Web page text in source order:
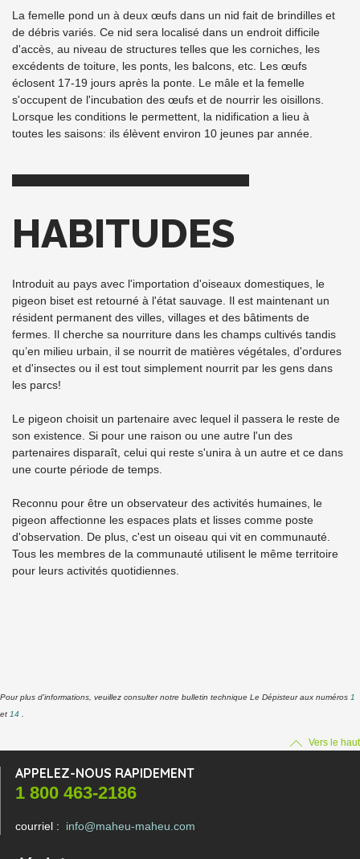
La femelle pond un à deux œufs dans un nid fait de brindilles et
de débris variés. Ce nid sera localisé dans un endroit difficile
d'accès, au niveau de structures telles que les corniches, les
excédents de toiture, les ponts, les balcons, etc. Les œufs
éclosent 17-19 jours après la ponte. Le mâle et la femelle
s'occupent de l'incubation des œufs et de nourrir les oisillons.
Lorsque les conditions le permettent, la nidification a lieu à
toutes les saisons: ils élèvent environ 10 jeunes par année.
HABITUDES
Introduit au pays avec l'importation d'oiseaux domestiques, le
pigeon biset est retourné à l'état sauvage. Il est maintenant un
résident permanent des villes, villages et des bâtiments de
fermes. Il cherche sa nourriture dans les champs cultivés tandis
qu’en milieu urbain, il se nourrit de matières végétales, d'ordures
et d'insectes ou il est tout simplement nourrit par les gens dans
les parcs!
Le pigeon choisit un partenaire avec lequel il passera le reste de
son existence. Si pour une raison ou une autre l'un des
partenaires disparaît, celui qui reste s'unira à un autre et ce dans
une courte période de temps.
Reconnu pour être un observateur des activités humaines, le
pigeon affectionne les espaces plats et lisses comme poste
d'observation. De plus, c'est un oiseau qui vit en communauté.
Tous les membres de la communauté utilisent le même territoire
pour leurs activités quotidiennes.
Pour plus d'informations, veuillez consulter notre bulletin technique Le Dépisteur aux numéros 1
et 14
Vers le haut
APPELEZ-NOUS RAPIDEMENT
1 800 463-2186
courriel : info@maheu-maheu.com